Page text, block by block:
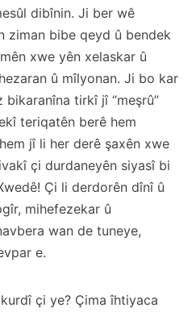
dibînin. Ji ber wê
ziman bibe qeyd û bendek
xwe yên xelaskar û
û mîlyonan. Ji bo kar
tirkî jî “meşrû”
teriqatên berê hem
jî li her derê şaxên xwe
çi durdaneyên siyasî bi
Çi li derdorên dînî û
mihefezekar û
wan de tuneye,
e.
çi ye? Çima îhtiyaca